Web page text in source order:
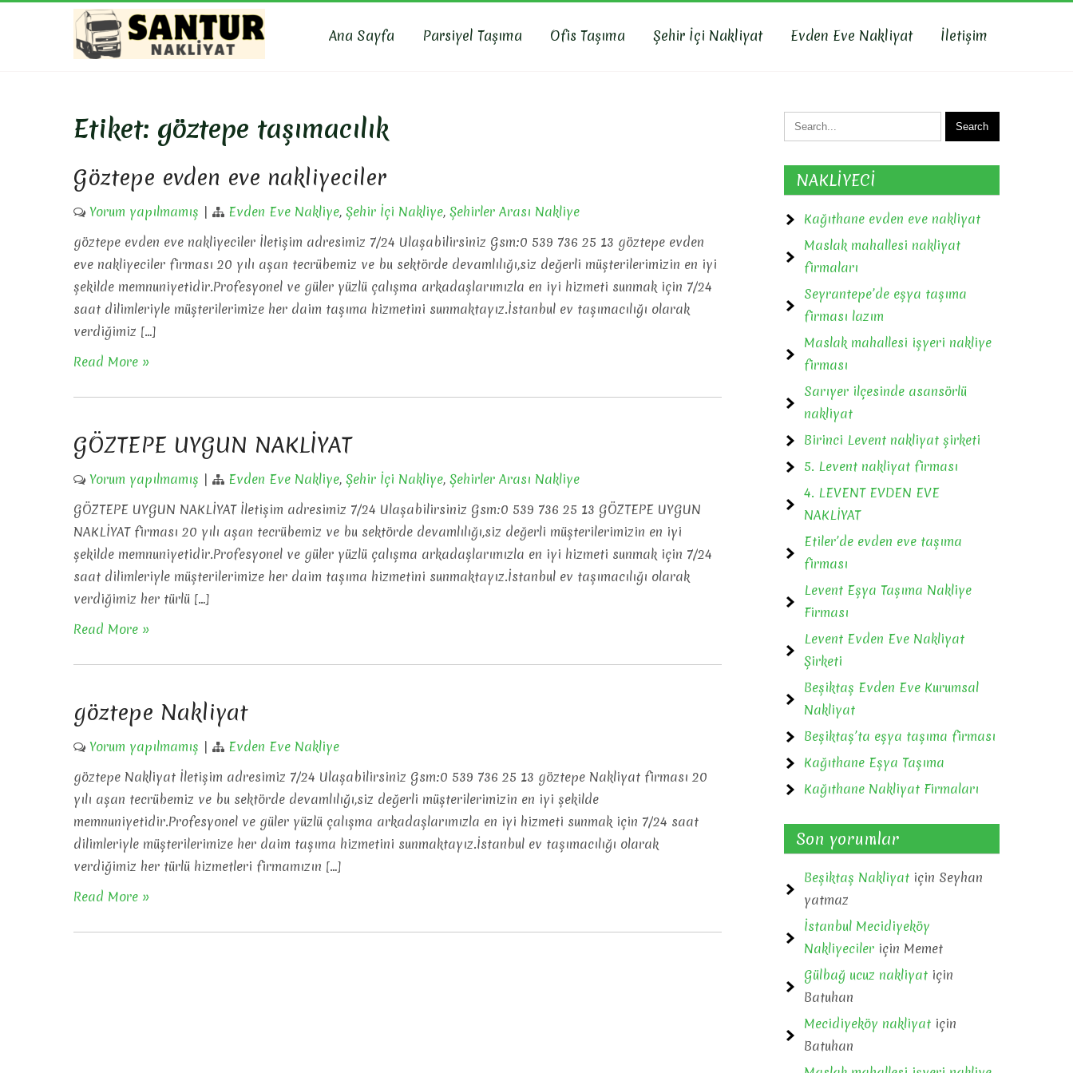
Ana Sayfa Parsiyel Taşıma Ofis Taşıma Şehir İçi Nakliyat Evden Eve Nakliyat İletişim
Etiket: göztepe taşımacılık
Göztepe evden eve nakliyeciler
Yorum yapılmamış | Evden Eve Nakliye, Şehir İçi Nakliye, Şehirler Arası Nakliye
göztepe evden eve nakliyeciler İletişim adresimiz 7/24 Ulaşabilirsiniz Gsm:0 539 736 25 13 göztepe evden
eve nakliyeciler firması 20 yılı aşan tecrübemiz ve bu sektörde devamlılığı,siz değerli müşterilerimizin en iyi
şekilde memnuniyetidir.Profesyonel ve güler yüzlü çalışma arkadaşlarımızla en iyi hizmeti sunmak için 7/24
saat dilimleriyle müşterilerimize her daim taşıma hizmetini sunmaktayız.İstanbul ev taşımacılığı olarak
verdiğimiz […]
Read More »
GÖZTEPE UYGUN NAKLİYAT
Yorum yapılmamış | Evden Eve Nakliye, Şehir İçi Nakliye, Şehirler Arası Nakliye
GÖZTEPE UYGUN NAKLİYAT İletişim adresimiz 7/24 Ulaşabilirsiniz Gsm:0 539 736 25 13 GÖZTEPE UYGUN
NAKLİYAT firması 20 yılı aşan tecrübemiz ve bu sektörde devamlılığı,siz değerli müşterilerimizin en iyi
şekilde memnuniyetidir.Profesyonel ve güler yüzlü çalışma arkadaşlarımızla en iyi hizmeti sunmak için 7/24
saat dilimleriyle müşterilerimize her daim taşıma hizmetini sunmaktayız.İstanbul ev taşımacılığı olarak
verdiğimiz her türlü […]
Read More »
göztepe Nakliyat
Yorum yapılmamış |
Evden Eve Nakliye
göztepe Nakliyat İletişim adresimiz 7/24 Ulaşabilirsiniz Gsm:0 539 736 25 13 göztepe Nakliyat firması 20
yılı aşan tecrübemiz ve bu sektörde devamlılığı,siz değerli müşterilerimizin en iyi şekilde
memnuniyetidir.Profesyonel ve güler yüzlü çalışma arkadaşlarımızla en iyi hizmeti sunmak için 7/24 saat
dilimleriyle müşterilerimize her daim taşıma hizmetini sunmaktayız.İstanbul ev taşımacılığı olarak
verdiğimiz her türlü hizmetleri firmamızın […]
Read More »
NAKLİYECİ
Kağıthane evden eve nakliyat
Maslak mahallesi nakliyat
firmaları
Seyrantepe’de eşya taşıma
firması lazım
Maslak mahallesi işyeri nakliye
firması
Sarıyer ilçesinde asansörlü
nakliyat
Birinci Levent nakliyat şirketi
5. Levent nakliyat firması
4. LEVENT EVDEN EVE
NAKLİYAT
Etiler’de evden eve taşıma
firması
Levent Eşya Taşıma Nakliye
Firması
Levent Evden Eve Nakliyat
Şirketi
Beşiktaş Evden Eve Kurumsal
Nakliyat
Beşiktaş’ta eşya taşıma firması
Kağıthane Eşya Taşıma
Kağıthane Nakliyat Firmaları
Son yorumlar
Beşiktaş Nakliyat için Seyhan
yatmaz
İstanbul Mecidiyeköy
Nakliyeciler için Memet
Gülbağ ucuz nakliyat için
Batuhan
Mecidiyeköy nakliyat için
Batuhan